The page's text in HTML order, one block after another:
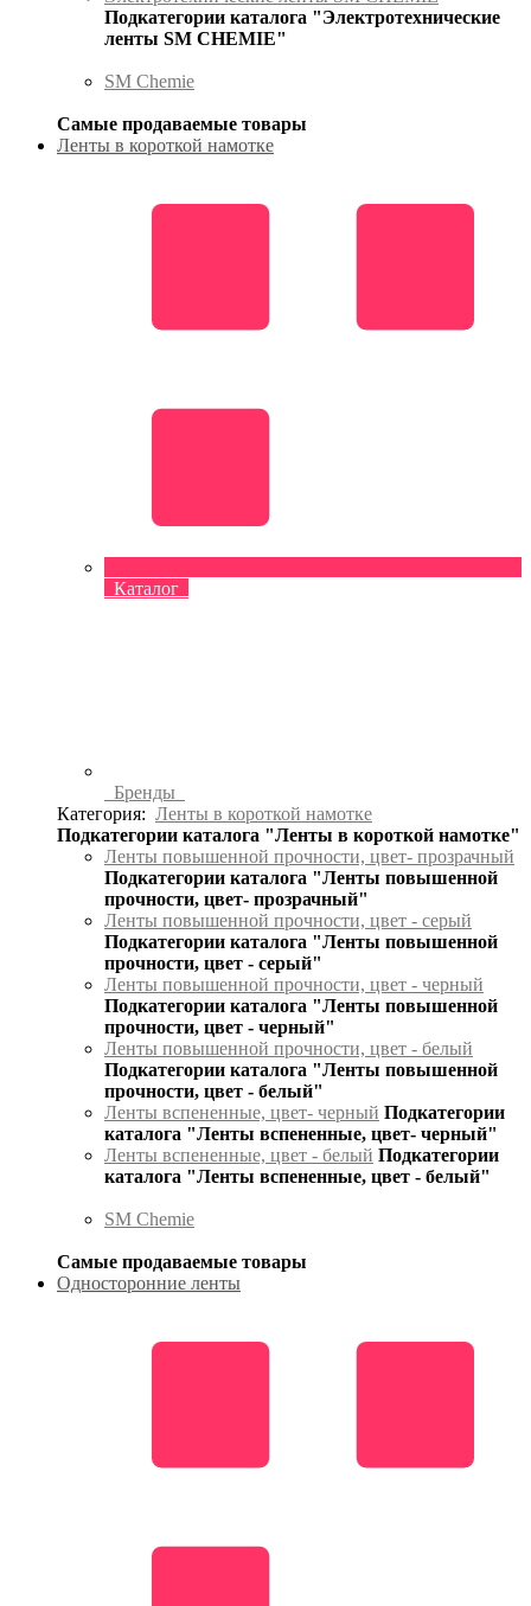
Подкатегории каталога "Электротехнические
ленты SM CHEMIE"
SM Chemie
Самые продаваемые товары
Ленты в короткой намотке
Каталог
Бренды
Категория: Ленты в короткой намотке
Подкатегории каталога "Ленты в короткой намотке"
Ленты повышенной прочности, цвет- прозрачный
Подкатегории каталога "Ленты повышенной
прочности, цвет- прозрачный"
Ленты повышенной прочности, цвет - серый
Подкатегории каталога "Ленты повышенной
прочности, цвет - серый"
Ленты повышенной прочности, цвет - черный
Подкатегории каталога "Ленты повышенной
прочности, цвет - черный"
Ленты повышенной прочности, цвет - белый
Подкатегории каталога "Ленты повышенной
прочности, цвет - белый"
Ленты вспененные, цвет- черный Подкатегории
каталога "Ленты вспененные, цвет- черный"
Ленты вспененные, цвет - белый Подкатегории
каталога "Ленты вспененные, цвет - белый"
SM Chemie
Самые продаваемые товары
Односторонние ленты